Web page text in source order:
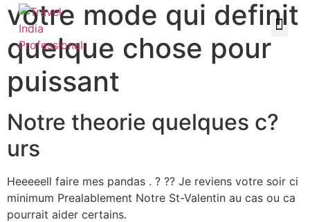
votre mode qui definit
quelque chose pour
puissant
Notre theorie quelques c?
urs
Heeeeell faire mes pandas . ? ?? Je reviens votre soir ci
minimum Prealablement Notre St-Valentin au cas ou ca
pourrait aider certains.